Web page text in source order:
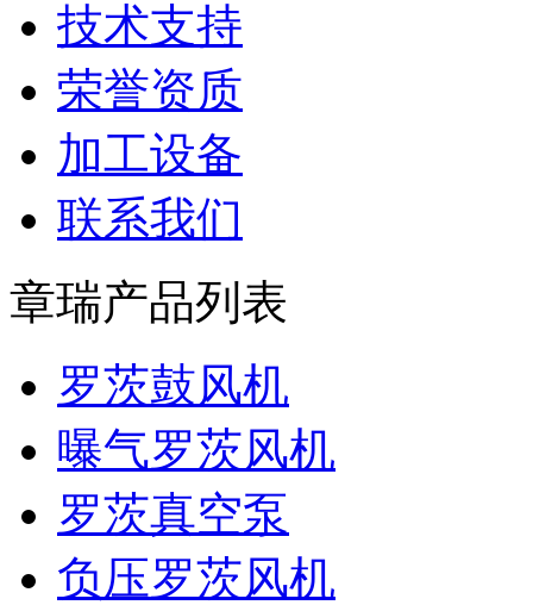
技术支持
荣誉资质
加工设备
联系我们
章瑞产品列表
罗茨鼓风机
曝气罗茨风机
罗茨真空泵
负压罗茨风机